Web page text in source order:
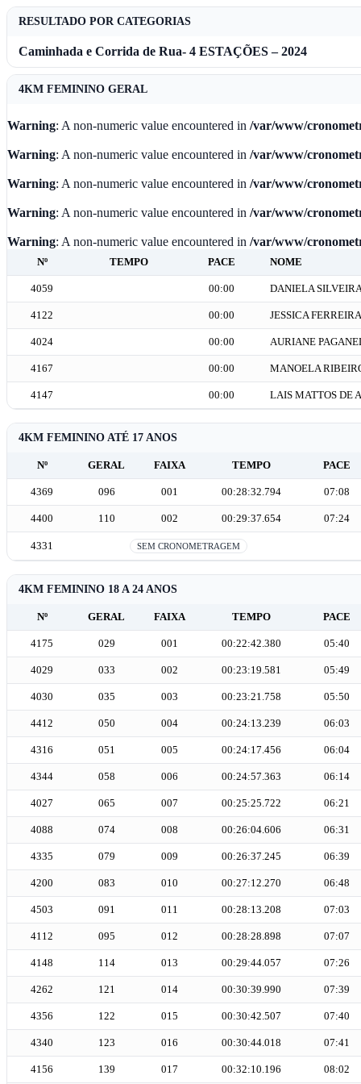
RESULTADO POR CATEGORIAS
Caminhada e Corrida de Rua- 4 ESTAÇÕES – 2024
4KM FEMININO GERAL
Warning: A non-numeric value encountered in /var/www/
Warning: A non-numeric value encountered in /var/www/
Warning: A non-numeric value encountered in /var/www/
Warning: A non-numeric value encountered in /var/www/
Warning: A non-numeric value encountered in /var/www/
Nº TEMPO PACE NOME
4059 00:00 DANIELA
4122 00:00 JESSICA
4024 00:00 AURIANE
4167 00:00 MANOELA
4147 00:00 LAIS MATTOS DE
4KM FEMININO ATÉ 17 ANOS
Nº GERAL FAIXA TEMPO PACE
4369 096 001 00:28:32.794 07:08
4400 110 002 00:29:37.654 07:24
4331 SEM CRONOMETRAGEM
4KM FEMININO 18 A 24 ANOS
Nº GERAL FAIXA TEMPO PACE
4175 029 001 00:22:42.380 05:40
4029 033 002 00:23:19.581 05:49
4030 035 003 00:23:21.758 05:50
4412 050 004 00:24:13.239 06:03
4316 051 005 00:24:17.456 06:04
4344 058 006 00:24:57.363 06:14
4027 065 007 00:25:25.722 06:21
4088 074 008 00:26:04.606 06:31
4335 079 009 00:26:37.245 06:39
4200 083 010 00:27:12.270 06:48
4503 091 011 00:28:13.208 07:03
4112 095 012 00:28:28.898 07:07
4148 114 013 00:29:44.057 07:26
4262 121 014 00:30:39.990 07:39
4356 122 015 00:30:42.507 07:40
4340 123 016 00:30:44.018 07:41
4156 139 017 00:32:10.196 08:02